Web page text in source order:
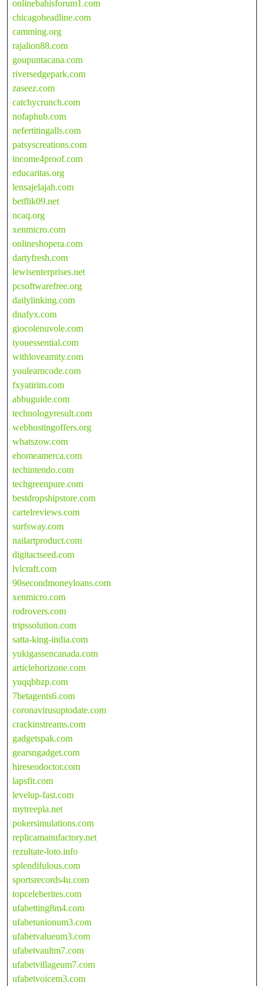
onlinebahisforum1.com
chicagoheadline.com
camming.org
rajalion88.com
goupuntacana.com
riversedgepark.com
zaseez.com
catchycrunch.com
nofaphub.com
nefertitingalls.com
patsyscreations.com
income4proof.com
educaritas.org
lensajelajah.com
betflik09.net
ncaq.org
xenmicro.com
onlineshopera.com
dartyfresh.com
lewisenterprises.net
pcsoftwarefree.org
dailylinking.com
dnafyx.com
giocolenuvole.com
iyouessential.com
withloveamity.com
youlearncode.com
fxyatirim.com
abbuguide.com
technologyresult.com
webhostingoffers.org
whatszow.com
ehomeamerca.com
techintendo.com
techgreenpure.com
bestdropshipstore.com
cartelreviews.com
surfsway.com
nailartproduct.com
digitactseed.com
lvlcraft.com
90secondmoneyloans.com
xenmicro.com
rodrovers.com
tripssolution.com
satta-king-india.com
yukigassencanada.com
articlehorizone.com
yuqqbbzp.com
7betagents6.com
coronavirusuptodate.com
crackinstreams.com
gadgetspak.com
gearsngadget.com
hireseodoctor.com
lapsfit.com
levelup-fast.com
mytreepla.net
pokersimulations.com
replicamanufactory.net
rezultate-loto.info
splendifulous.com
sportsrecords4u.com
topceleberites.com
ufabetting8m4.com
ufabetunionum3.com
ufabetvalueum3.com
ufabetvaultm7.com
ufabetvillageum7.com
ufabetvoicem3.com